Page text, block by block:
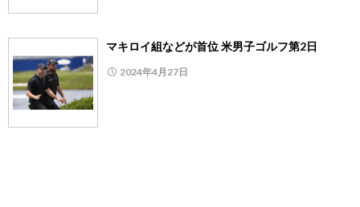
マキロイ組などが首位 米男子ゴルフ第2日
2024年4月27日